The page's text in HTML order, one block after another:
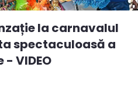
la carnavalul
spectaculoasă a
VIDEO